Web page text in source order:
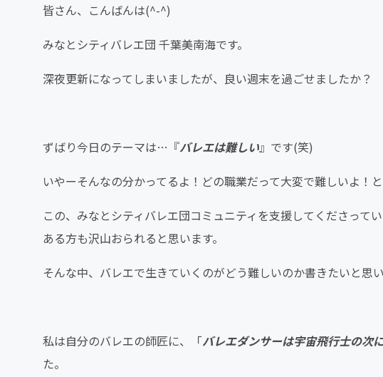
皆さん、こんばんは(^-^)
みなとシティバレエ団 千葉美南海です。
深夜更新になってしまいましたが、良い週末を過ごせましたか？
ずばり今日のテーマは…『バレエは難しい』です(笑)
いやーそんなの分かってるよ！どの職業だって大変で難しいよ！
この、みなとシティバレエ団コミュニティを支援してくださって
ある方も沢山おられると思います。
そんな中、バレエで生きていくのがどう難しいのか書きたいと思い
私は自分のバレエの師匠に、「バレエダンサーは宇宙飛行士の次
た。